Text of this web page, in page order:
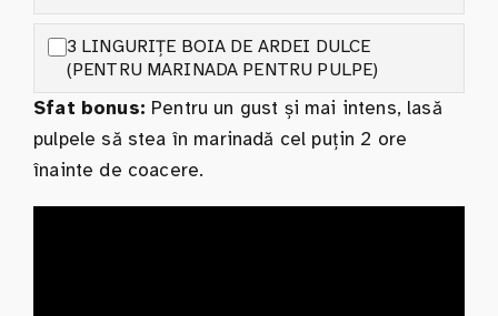
3 LINGURIȚE BOIA DE ARDEI DULCE
(PENTRU MARINADA PENTRU PULPE)
Sfat bonus: Pentru un gust și mai intens, lasă
pulpele să stea în marinadă cel puțin 2 ore
înainte de coacere.